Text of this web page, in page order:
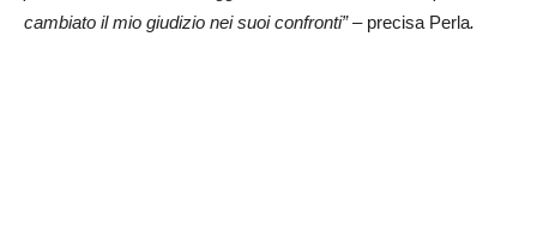
cambiato il mio giudizio nei suoi confronti” – precisa Perla.